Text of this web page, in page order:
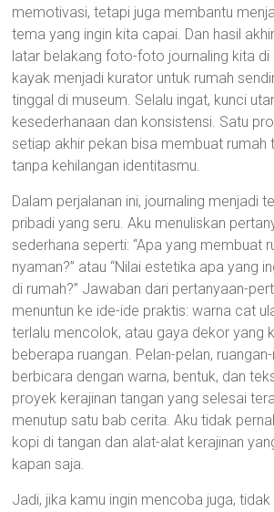
memotivasi, tetapi juga membantu
tema yang ingin kita capai. Dan hasil
latar belakang foto-foto journaling kita di
kayak menjadi kurator untuk rumah
tinggal di museum. Selalu ingat, kunci
kesederhanaan dan konsistensi. Satu
setiap akhir pekan bisa membuat rumah
tanpa kehilangan identitasmu.
Dalam perjalanan ini, journaling menjadi
pribadi yang seru. Aku menuliskan
sederhana seperti: “Apa yang membuat
nyaman?” atau “Nilai estetika apa yang
di rumah?” Jawaban dari pertanyaan-
menuntun ke ide-ide praktis: warna cat
terlalu mencolok, atau gaya dekor yang
beberapa ruangan. Pelan-pelan,
berbicara dengan warna, bentuk, dan
proyek kerajinan tangan yang selesai
menutup satu bab cerita. Aku tidak
kopi di tangan dan alat-alat kerajinan
kapan saja.
Jadi, jika kamu ingin mencoba juga, tidak